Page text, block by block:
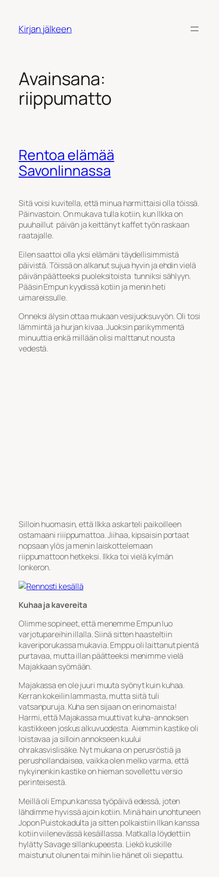
Kirjan jälkeen
Avainsana:
riippumatto
Rentoa elämää
Savonlinnassa
Sitä voisi kuvitella, että minua harmittaisi olla töissä.
Päinvastoin. On mukava tulla kotiin, kun Ilkka on
puuhaillut päivän ja keittänyt kaffet työn raskaan
raatajalle.
Eilen saattoi olla yksi elämäni täydellisimmistä
päivistä. Töissä on alkanut sujua hyvin ja ehdin vielä
päivän päätteeksi puoleksitoista tunniksi sählyyn.
Pääsin Empun kyydissä kotiin ja menin heti
uimareissulle.
Onneksi älysin ottaa mukaan vesijuoksuvyön. Oli tosi
lämmintä ja hurjan kivaa. Juoksin parikymmentä
minuuttia enkä millään olisi malttanut nousta
vedestä.
Silloin huomasin, että Ilkka askarteli paikoilleen
ostamaani riiippumattoa. Jiihaa, kipsaisin portaat
nopsaan ylös ja menin laiskottelemaan
riippumattoon hetkeksi. Ilkka toi vielä kylmän
lonkeron.
Kuhaa ja kavereita
Olimme sopineet, että menemme Empun luo
varjotupareihin illalla. Siinä sitten haasteltiin
kaveriporukassa mukavia. Emppu oli laittanut pientä
purtavaa, mutta illan päätteeksi menimme vielä
Majakkaan syömään.
Majakassa en ole juuri muuta syönyt kuin kuhaa.
Kerran kokeilin lammasta, mutta siitä tuli
vatsanpuruja. Kuha sen sijaan on erinomaista!
Harmi, että Majakassa muuttivat kuha-annoksen
kastikkeen joskus alkuvuodesta. Aiemmin kastike oli
loistavaa ja silloin annokseen kuului
ohrakasvislisäke. Nyt mukana on perusröstiä ja
perushollandaisea, vaikka olen melko varma, että
nykyinenkin kastike on hieman sovellettu versio
perinteisestä.
Meillä oli Empun kanssa työpäivä edessä, joten
lähdimme hyvissä ajoin kotiin. Minä hain unohtuneen
Jopon Puistokadulta ja sitten polkaistiin Ilkan kanssa
kotiin viilenevässä kesäillassa. Matkalla löydettiin
hylätty Savage sillankupeesta. Liekö kuskille
maistunut olunen tai mihin lie hänet oli siepattu.